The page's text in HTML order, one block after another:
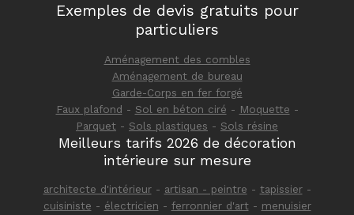
Exemples de devis gratuits pour
particuliers
Aménagement des combles
Aménagement de bureau
Garde-Corps en fer forgé
Faux plafond - Sol en béton ciré - Moquette -
Parquet - Sols plastiques - Sols résine
Meilleurs tarifs 2026 de décoration
intérieure sur mesure
architecte d'intérieur- artisan - peintre - tapissier-
cuisiniste - électricien - ferronnier d'art- menuisier